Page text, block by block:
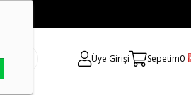
Üye Girişi Sepetim0